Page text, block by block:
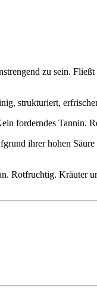
zu sein.
strukturiert,
forderndes Tannin.
ihrer hohen
Rotfruchtig. Kräuter